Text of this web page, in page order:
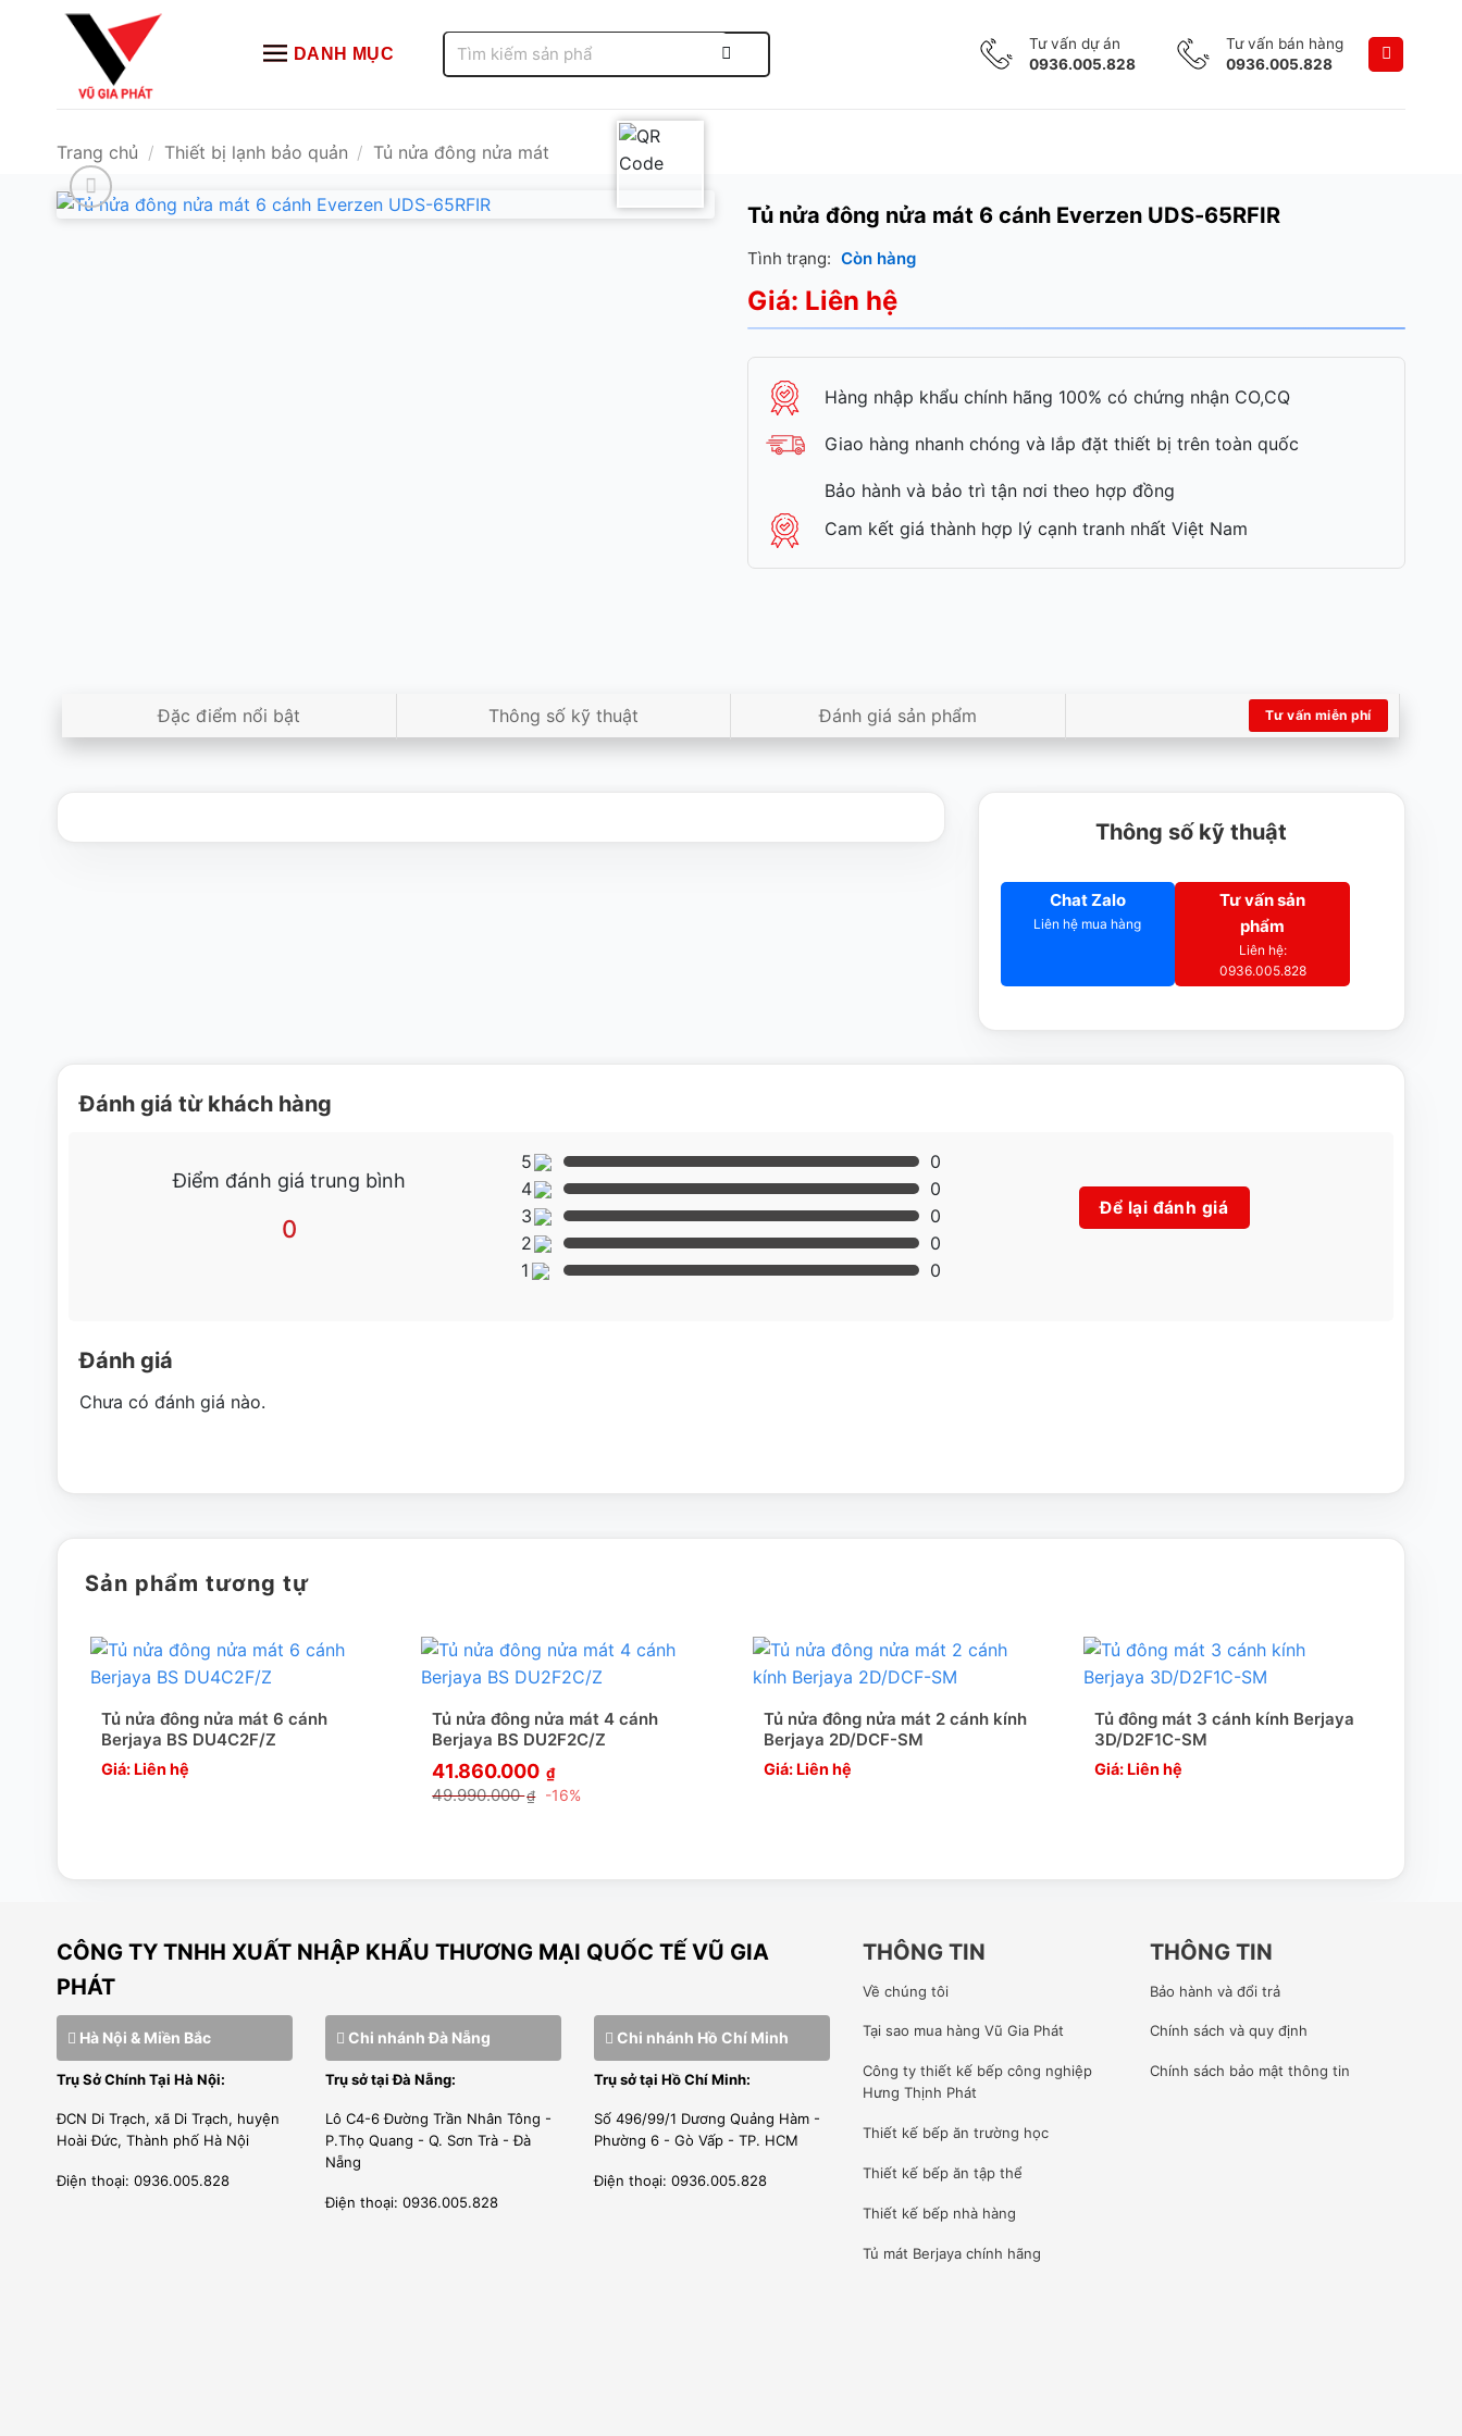
DANH MỤC
kiếm:
Tư vấn dự án
0936.005.828
Tư vấn bán hàng
0936.005.828
Trang chủ / Thiết bị lạnh bảo quản / Tủ nửa đông nửa mát
Tủ nửa đông nửa mát 6 cánh Everzen UDS-65RFIR
Tình trạng: Còn hàng
Giá: Liên hệ
Hàng nhập khẩu chính hãng 100% có chứng nhận CO,CQ
Giao hàng nhanh chóng và lắp đặt thiết bị trên toàn quốc
Bảo hành và bảo trì tận nơi theo hợp đồng
Cam kết giá thành hợp lý cạnh tranh nhất Việt Nam
Đặc điểm nổi bật Thông số kỹ thuật Đánh giá sản phẩm Tư vấn miễn phí
Thông số kỹ thuật
Chat Zalo
Liên hệ mua hàng
Tư vấn sản
phẩm
Liên hệ:
0936.005.828
Đánh giá từ khách hàng
Điểm đánh giá trung bình
0
5
0
4
0
3
0
2
0
1
0
Để lại đánh giá
Đánh giá
Chưa có đánh giá nào.
Sản phẩm tương tự
Tủ nửa đông nửa mát 6 cánh
Berjaya BS DU4C2F/Z
Giá: Liên hệ
Tủ nửa đông nửa mát 4 cánh
Berjaya BS DU2F2C/Z
41.860.000 ₫
49.990.000₫ -16%
Tủ nửa đông nửa mát 2 cánh kính
Berjaya 2D/DCF-SM
Giá: Liên hệ
Tủ đông mát 3 cánh kính Berjaya
3D/D2F1C-SM
Giá: Liên hệ
CÔNG TY TNHH XUẤT NHẬP KHẨU THƯƠNG MẠI QUỐC TẾ VŨ GIA
PHÁT
Hà Nội & Miền Bắc
Trụ Sở Chính Tại Hà Nội:
ĐCN Di Trạch, xã Di Trạch, huyện
Hoài Đức, Thành phố Hà Nội
Điện thoại: 0936.005.828
Chi nhánh Đà Nẵng
Trụ sở tại Đà Nẵng:
Lô C4-6 Đường Trần Nhân Tông -
P.Thọ Quang - Q. Sơn Trà - Đà
Nẵng
Điện thoại: 0936.005.828
Chi nhánh Hồ Chí Minh
Trụ sở tại Hồ Chí Minh:
Số 496/99/1 Dương Quảng Hàm -
Phường 6 - Gò Vấp - TP. HCM
Điện thoại: 0936.005.828
THÔNG TIN
Về chúng tôi
Tại sao mua hàng Vũ Gia Phát
Công ty thiết kế bếp công nghiệp
Hưng Thịnh Phát
Thiết kế bếp ăn trường học
Thiết kế bếp ăn tập thể
Thiết kế bếp nhà hàng
Tủ mát Berjayachính hãng
THÔNG TIN
Bảo hành và đổi trả
Chính sách và quy định
Chính sách bảo mật thông tin